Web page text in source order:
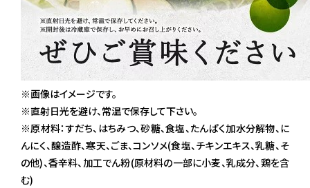
※画像はイメージです。
※直射日光を避け、常温で保存して下さい。
※原材料：すだち、はちみつ、砂糖、食塩、たんぱく加水分解物、に
んにく、醸造酢、寒天、ごま、コンソメ(食塩、チキンエキス、乳糖、そ
の他)、香辛料、加工でん粉(原材料の一部に小麦、乳成分、鶏を含
む)